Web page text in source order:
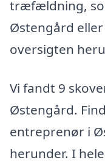
træfældning,
Østengård eller
oversigten
Vi fandt 9
Østengård.
entreprenør i
herunder. I